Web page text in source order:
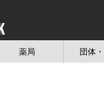
薬局 団体